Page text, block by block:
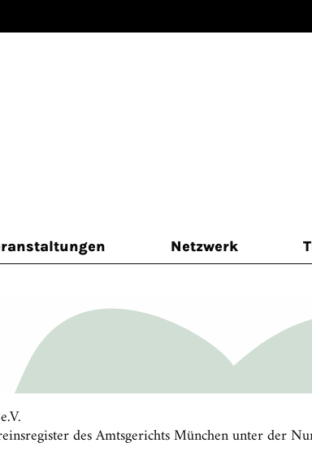
Netzwerk
des Amtsgerichts München unter der